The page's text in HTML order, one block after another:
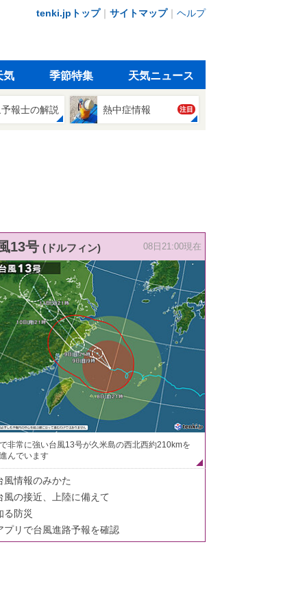
tenki.jpトップ｜ サイトマップ｜ ヘルプ
気 季節特集 天気ニュース
報士の解説 熱中症情報 注目
13号 (ドルフィン) 08日21:00現在
非常に強い台風13号が久米島の西北西約210kmを
んでいます
風情報のみかた
風の接近、上陸に備えて
る防災
プリで台風進路予報を確認